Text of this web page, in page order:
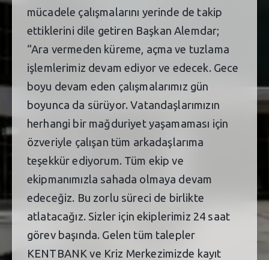
mücadele çalışmalarını yerinde de takip
ettiklerini dile getiren Başkan Alemdar;
“Ara vermeden küreme, açma ve tuzlama
işlemlerimiz devam ediyor ve edecek. Gece
boyu devam eden çalışmalarımız gün
boyunca da sürüyor. Vatandaşlarımızın
herhangi bir mağduriyet yaşamaması için
özveriyle çalışan tüm arkadaşlarıma
teşekkür ediyorum. Tüm ekip ve
ekipmanımızla sahada olmaya devam
edeceğiz. Bu zorlu süreci de birlikte
atlatacağız. Sizler için ekiplerimiz 24 saat
görev başında. Gelen tüm talepler
KENTBANK ve Kriz Merkezimizde kayıt